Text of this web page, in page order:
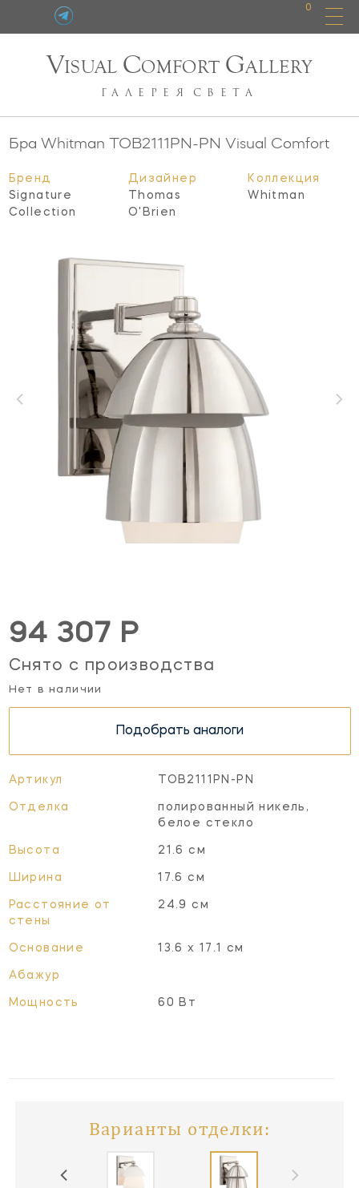
0
VISUAL COMFORT GALLERY
ГАЛЕРЕЯ СВЕТА
Бра Whitman TOB2111PN-PN Visual Comfort
Бренд
Signature
Collection
Дизайнер
Thomas
O'Brien
Коллекция
Whitman
94 307 Р
Снято с производства
Нет в наличии
Подобрать аналоги
Артикул TOB2111PN-PN
Отделка
полированный никель,
белое стекло
Высота 21.6 см
Ширина 17.6 см
Расстояние от
стены
24.9 см
Основание 13.6 х 17.1 см
Абажур
Мощность 60 Вт
Варианты отделки: